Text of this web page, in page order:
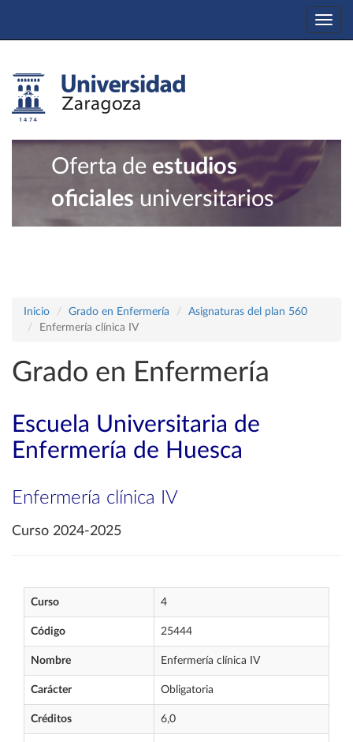
Oferta de estudios
oficiales universitarios
Inicio Grado en Enfermería
Asignaturas del plan 560
Enfermería clínica IV
Grado en Enfermería
Escuela Universitaria de
Enfermería de Huesca
Enfermería clínica IV
Curso 2024-2025
Curso 4
Código 25444
Nombre Enfermería clínica IV
Carácter Obligatoria
Créditos 6,0